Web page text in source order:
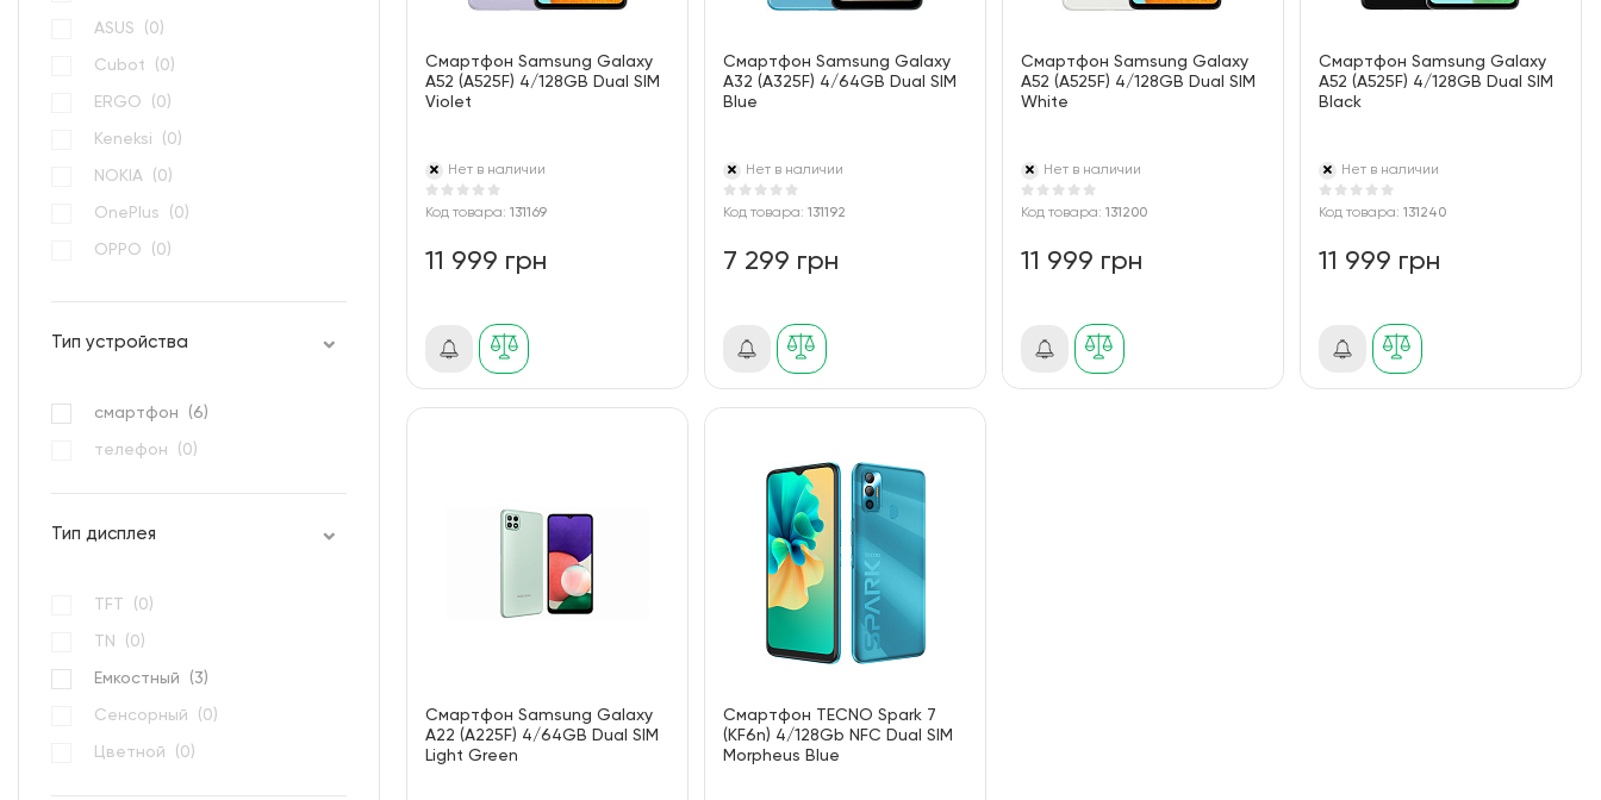
ASUS (0)
Cubot (0)
ERGO (0)
Keneksi (0)
NOKIA (0)
OnePlus (0)
OPPO (0)
Тип устройства
смартфон (6)
телефон (0)
Тип дисплея
TFT (0)
TN (0)
Емкостный (3)
Сенсорный (0)
Цветной (0)
Смартфон Samsung Galaxy
A52 (A525F) 4/128GB Dual SIM
Violet
Нет в наличии
Код товара: 131169
11 999 грн
Смартфон Samsung Galaxy
A32 (A325F) 4/64GB Dual SIM
Blue
Нет в наличии
Код товара: 131192
7 299 грн
Смартфон Samsung Galaxy
A52 (A525F) 4/128GB Dual SIM
White
Нет в наличии
Код товара: 131200
11 999 грн
Смартфон Samsung Galaxy
A52 (A525F) 4/128GB Dual SIM
Black
Нет в наличии
Код товара: 131240
11 999 грн
Смартфон Samsung Galaxy
A22 (A225F) 4/64GB Dual SIM
Light Green
Смартфон TECNO Spark 7
(KF6n) 4/128Gb NFC Dual SIM
Morpheus Blue